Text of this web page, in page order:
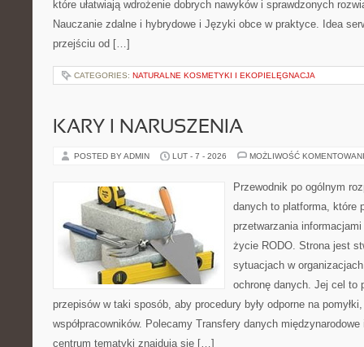
które ułatwiają wdrożenie dobrych nawyków i sprawdzonych
Nauczanie zdalne i hybrydowe i Języki obce w praktyce. Idea
przejściu od […]
CATEGORIES: NATURALNE KOSMETYKI I EKOPIELĘGNACJA
KARY I NARUSZENIA
POSTED BY ADMIN LUT - 7 - 2026 MOŻLIWOŚĆ
Przewodnik po ogólnym
danych to platforma, które
przetwarzania
życie RODO. Strona jest
sytuacjach w
ochronę danych. Jej cel to
przepisów w taki sposób, aby procedury były odporne na
współpracowników. Polecamy Transfery danych
centrum tematyki znajdują się […]